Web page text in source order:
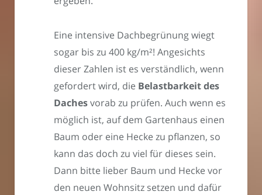
Eine intensive Dachbegrünung wiegt
sogar bis zu 400 kg/m²! Angesichts
dieser Zahlen ist es verständlich, wenn
gefordert wird, die Belastbarkeit des
Dachesvorab zu prüfen. Auch wenn es
möglich ist, auf dem Gartenhaus einen
Baum oder eine Hecke zu pflanzen, so
kann das doch zu viel für dieses sein.
Dann bitte lieber Baum und Hecke vor
den neuen Wohnsitz setzen und dafür